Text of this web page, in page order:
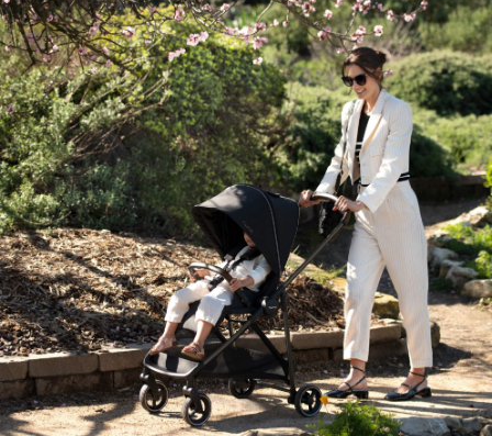
en
su
sitio
La
suspensión
en
todas
las
ruedas,
el
freno
de
un
toque
y
los
duraderos